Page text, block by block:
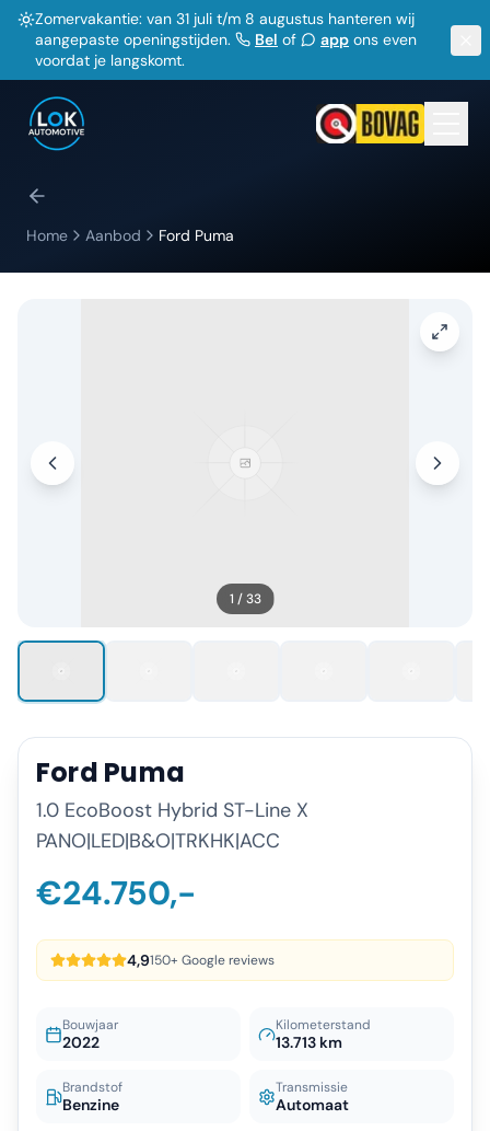
Zomervakantie: van 31 juli t/m 8 augustus hanteren wij
aangepaste openingstijden.
Bel of app ons even
voordat je langskomt.
Home Aanbod Ford Puma
1 /33
Ford Puma
1.0 EcoBoost Hybrid ST-Line X
PANO|LED|B&O|TRKHK|ACC
€24.750,-
4,9150+ Google reviews
Bouwjaar
2022
Kilometerstand
13.713 km
Brandstof
Benzine
Transmissie
Automaat